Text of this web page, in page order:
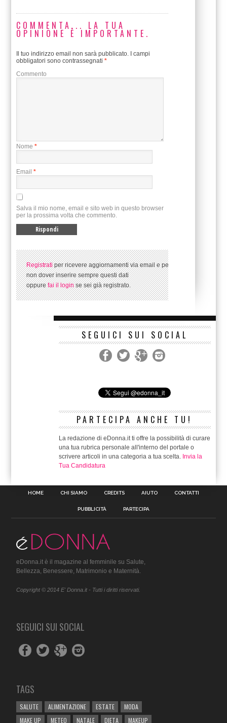
COMMENTA... LA TUA
OPINIONE È IMPORTANTE.
Il tuo indirizzo email non sarà pubblicato. I campi
obbligatori sono contrassegnati*
Commento
Nome *
Email *
Salva il mio nome, email e sito web in questo browser
per la prossima volta che commento.
Registratiper ricevere aggiornamenti via email e per
non dover inserire sempre questi dati
oppurefai il loginse sei già registrato.
SEGUICI SUI SOCIAL
PARTECIPA ANCHE TU!
La redazione di eDonna.it ti offre la possibilità di curare
una tua rubrica personale all'interno del portale o
scrivere articoli in una categoria a tua scelta. Invia la
Tua Candidatura
HOME CHI SIAMO CREDITS AIUTO CONTATTI
PUBBLICITÀ PARTECIPA
eDonna.it è il magazine al femminile su Salute,
Bellezza, Benessere, Matrimonio e Maternità.
Copyright © 2014 E' Donna.it - Tutti i diritti riservati.
SEGUICI SUI SOCIAL
TAGS
SALUTE ALIMENTAZIONE ESTATE
MODA
MAKE UP
METEO NATALE DIETA MAKEUP